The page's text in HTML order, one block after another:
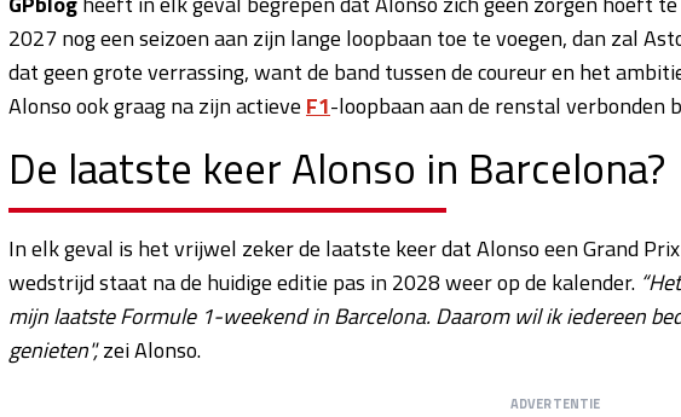
2027 nog een seizoen aan zijn lange loopbaan toe te voegen, dan zal
dat geen grote verrassing, want de band tussen de coureur en het
Alonso ook graag na zijn actieve F1-loopbaan aan de renstal verbonden
De laatste keer Alonso in Barcelona?
In elk geval is het vrijwel zeker de laatste keer dat Alonso een Grand
wedstrijd staat na de huidige editie pas in 2028 weer op de kalender.
mijn laatste Formule 1-weekend in Barcelona. Daarom wil ik iedereen
genieten",zei Alonso.
ADVERTENTIE